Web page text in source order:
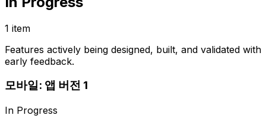
1 item
Features actively being designed, built, and validated with
early feedback.
모바일: 앱 버전 1
In Progress